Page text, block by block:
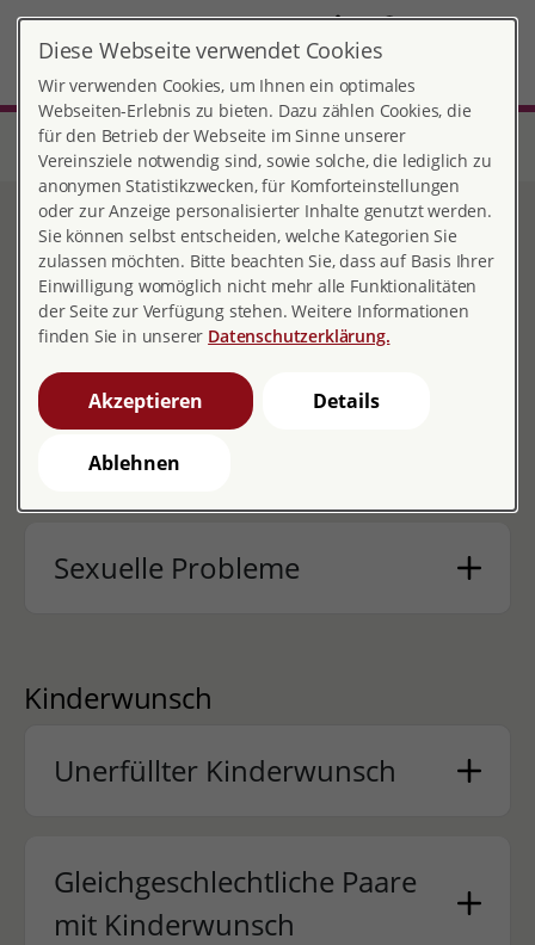
DE
Start Hamburg
Beratungsstelle Hamburg
Sexualität, Partnerschaft und Familienplanung
Beratung
Partnerschaftliche
Probleme
Kommunikation: reden,
streiten, Lösungen suchen
Sexuelle Probleme
Kinderwunsch
Unerfüllter Kinderwunsch
Gleichgeschlechtliche Paare
mit Kinderwunsch
Diese Webseite verwendet Cookies
Wir verwenden Cookies, um Ihnen ein optimales
Webseiten-Erlebnis zu bieten. Dazu zählen Cookies, die
für den Betrieb der Webseite im Sinne unserer
Vereinsziele notwendig sind, sowie solche, die lediglich zu
anonymen Statistikzwecken, für Komforteinstellungen
oder zur Anzeige personalisierter Inhalte genutzt werden.
Sie können selbst entscheiden, welche Kategorien Sie
zulassen möchten. Bitte beachten Sie, dass auf Basis Ihrer
Einwilligung womöglich nicht mehr alle Funktionalitäten
der Seite zur Verfügung stehen. Weitere Informationen
finden Sie in unserer Datenschutzerklärung.
Akzeptieren Details
Ablehnen